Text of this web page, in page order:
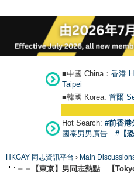
■中國 China： 香港
Taipei
■韓國 Korea: 首爾
Hot Search: #前香
國泰男男廣告
#【
HKGAY 同志資訊平台 › Main
＝＝【東京】男同志熱點 【